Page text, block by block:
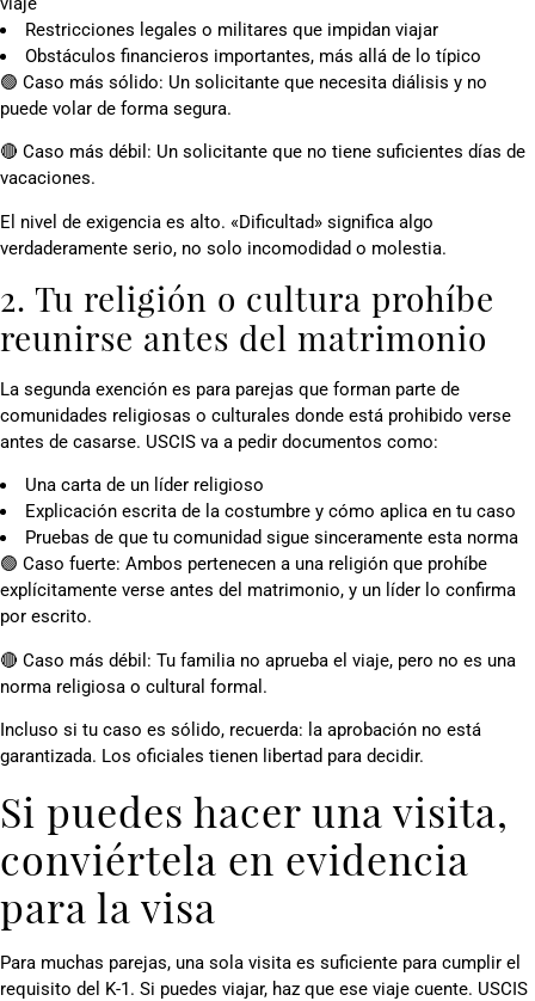
Restricciones legales o militares que impidan viajar
Obstáculos financieros importantes, más allá de lo típico
🟢 Caso más sólido: Un solicitante que necesita diálisis y no
puede volar de forma segura.
🔴 Caso más débil: Un solicitante que no tiene suficientes días de
vacaciones.
El nivel de exigencia es alto. «Dificultad» significa algo
verdaderamente serio, no solo incomodidad o molestia.
2. Tu religión o cultura prohíbe
reunirse antes del matrimonio
La segunda exención es para parejas que forman parte de
comunidades religiosas o culturales donde está prohibido verse
antes de casarse. USCIS va a pedir documentos como:
Una carta de un líder religioso
Explicación escrita de la costumbre y cómo aplica en tu caso
Pruebas de que tu comunidad sigue sinceramente esta norma
🟢 Caso fuerte: Ambos pertenecen a una religión que prohíbe
explícitamente verse antes del matrimonio, y un líder lo confirma
por escrito.
🔴 Caso más débil: Tu familia no aprueba el viaje, pero no es una
norma religiosa o cultural formal.
Incluso si tu caso es sólido, recuerda: la aprobación no está
garantizada. Los oficiales tienen libertad para decidir.
Si puedes hacer una visita,
conviértela en evidencia
para la visa
Para muchas parejas, una sola visita es suficiente para cumplir el
requisito del K-1. Si puedes viajar, haz que ese viaje cuente. USCIS